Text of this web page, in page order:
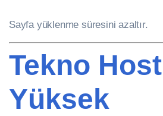
Sayfa yüklenme süresini azaltır.
Tekno
Yüksek